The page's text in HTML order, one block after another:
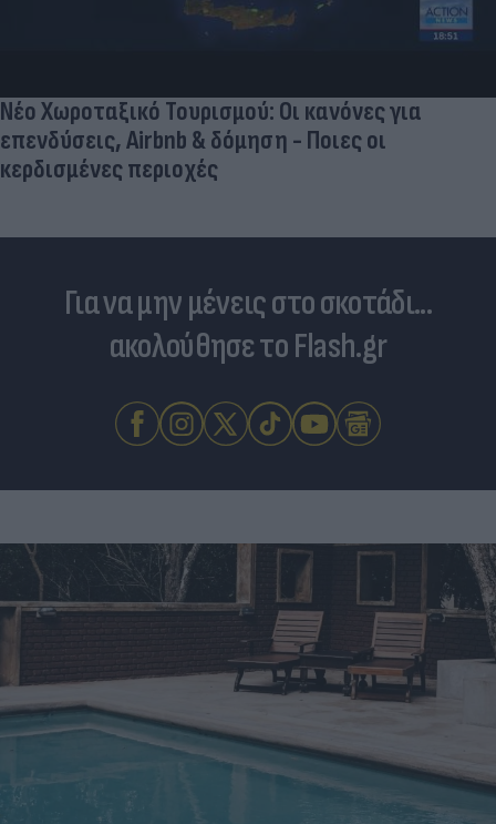
«Μια θεά για τον θεό» - Η κυρία Μέσι
εντυπωσίασε στο Instagram, την σχολίασε και η
Για να μην μένεις στο σκοτάδι...
ακολούθησε το Flash.gr